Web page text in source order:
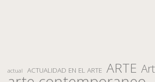
actual ACTUALIDAD EN EL ARTE ARTE